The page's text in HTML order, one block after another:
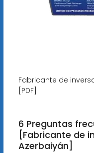
Fabricante de
[PDF]
6 Preguntas
[Fabricante de
Azerbaiyán]